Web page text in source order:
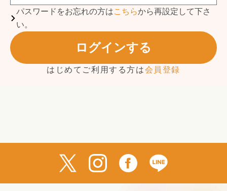
パスワードをお忘れの方はこちらから再設定して下さ
い。
ログインする
はじめてご利用する方は会員登録